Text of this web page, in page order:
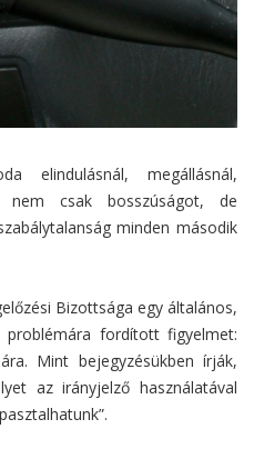
elindulásnál, megállásnál,
nem csak bosszúságot, de
minden második
Bizottsága egy általános,
problémára fordított figyelmet:
Mint bejegyzésükben írják,
az irányjelző használatával